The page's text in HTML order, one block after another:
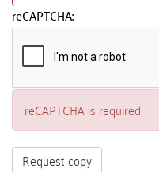
reCAPTCHA:
reCAPTCHA is required
Request copy